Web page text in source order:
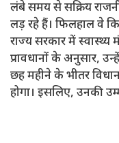
लंबे समय से सक्रिय
लड़ रहे हैं। फिलहाल वे
राज्य सरकार में स्वास्थ्य
प्रावधानों के अनुसार,
छह महीने के भीतर
होगा। इसलिए, उनकी